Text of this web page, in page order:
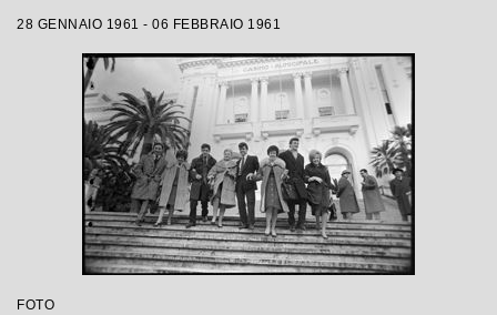
Mazzetti
28 GENNAIO 1961 - 06 FEBBRAIO 1961
FOTO